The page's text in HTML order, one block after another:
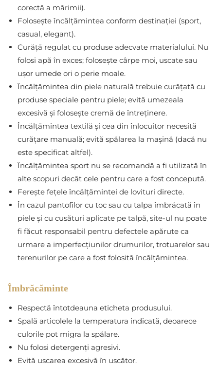
corectă a mărimii).
Folosește încălțămintea conform destinației (sport,
casual, elegant).
Curăță regulat cu produse adecvate materialului. Nu
folosi apă în exces; folosește cârpe moi, uscate sau
ușor umede ori o perie moale.
Încălțămintea din piele naturală trebuie curățată cu
produse speciale pentru piele; evită umezeala
excesivă și folosește cremă de întreținere.
Încălțămintea textilă și cea din înlocuitor necesită
curățare manuală; evită spălarea la mașină (dacă nu
este specificat altfel).
Încălțămintea sport nu se recomandă a fi utilizată în
alte scopuri decât cele pentru care a fost concepută.
Ferește fețele încălțămintei de lovituri directe.
În cazul pantofilor cu toc sau cu talpa îmbrăcată în
piele și cu cusături aplicate pe talpă, site-ul nu poate
fi făcut responsabil pentru defectele apărute ca
urmare a imperfecțiunilor drumurilor, trotuarelor sau
terenurilor pe care a fost folosită încălțămintea.
Îmbrăcăminte
Respectă întotdeauna eticheta produsului.
Spală articolele la temperatura indicată, deoarece
culorile pot migra la spălare.
Nu folosi detergenți agresivi.
Evită uscarea excesivă în uscător.